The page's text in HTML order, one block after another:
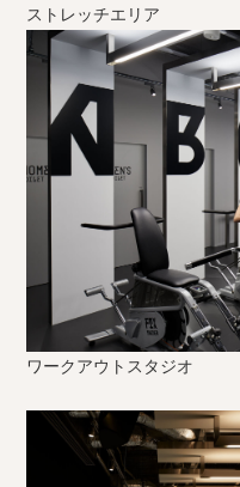
ストレッチエリア
ワークアウトスタジオ